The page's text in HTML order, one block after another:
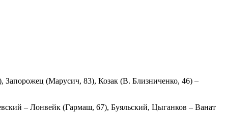
(Марусич, 83), Козак (В. Близниченко, 46) –
– Лонвейк (Гармаш, 67), Буяльский, Цыганков – Ванат